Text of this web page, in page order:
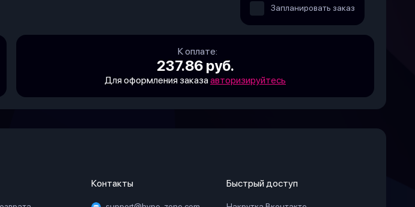
Запланировать заказ
К оплате:
237.86 руб.
Для оформления заказаавторизируйтесь
Контакты Быстрый доступ